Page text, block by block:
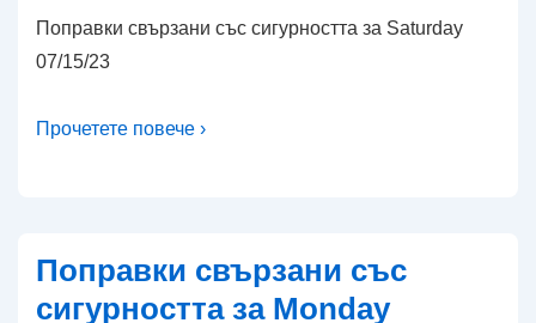
Поправки свързани със сигурността за Saturday
07/15/23
Прочетете повече ›
Поправки свързани със
сигурността за Monday